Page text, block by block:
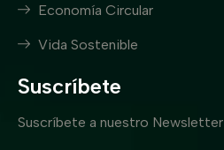
Economía Circular
Vida Sostenible
Suscríbete
Suscríbete a nuestro Newsletter